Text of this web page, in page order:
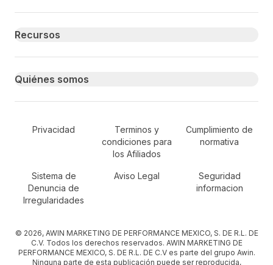
Recursos
Quiénes somos
Secondary Footer Navigation
Privacidad
Terminos y
condiciones para
los Afiliados
Cumplimiento de
normativa
Sistema de
Denuncia de
Irregularidades
Aviso Legal
Seguridad
informacion
© 2026, AWIN MARKETING DE PERFORMANCE MEXICO, S. DE R.L. DE
C.V. Todos los derechos reservados. AWIN MARKETING DE
PERFORMANCE MEXICO, S. DE R.L. DE C.V es parte del grupo Awin.
Ninguna parte de esta publicación puede ser reproducida,